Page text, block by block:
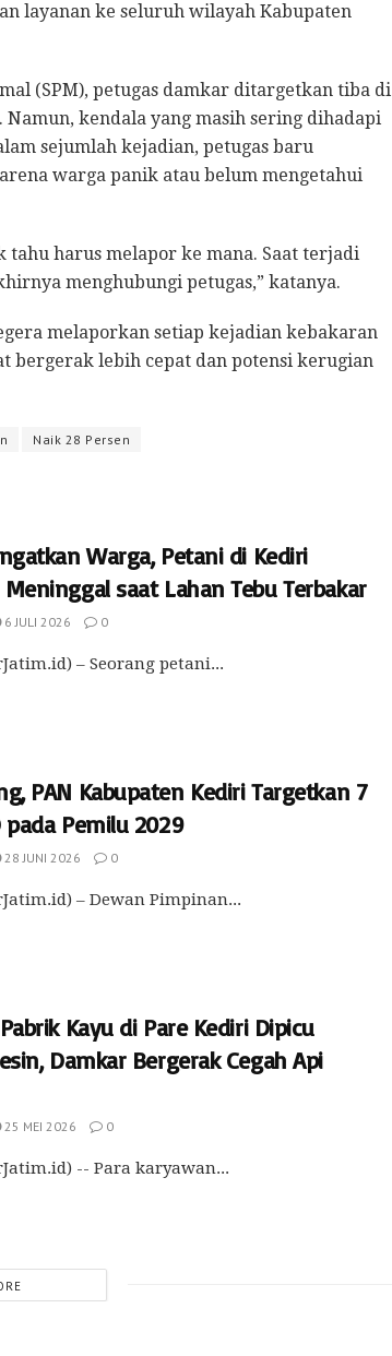
layanan ke seluruh wilayah Kabupaten
(SPM), petugas damkar ditargetkan tiba di
kendala yang masih sering dihadapi
sejumlah kejadian, petugas baru
warga panik atau belum mengetahui
harus melapor ke mana. Saat terjadi
menghubungi petugas,” katanya.
melaporkan setiap kejadian kebakaran
bergerak lebih cepat dan potensi kerugian
Naik 28 Persen
Warga, Petani di Kediri
saat Lahan Tebu Terbakar
6 JULI 2026 0
– Seorang petani...
PAN Kabupaten Kediri Targetkan 7
pada Pemilu 2029
28 JUNI 2026 0
– Dewan Pimpinan...
Kayu di Pare Kediri Dipicu
Damkar Bergerak Cegah Api
25 MEI 2026 0
-- Para karyawan...